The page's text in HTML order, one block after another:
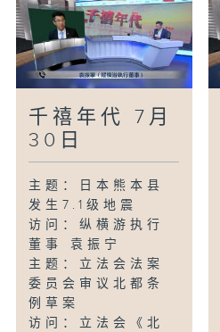
千禧年代 7月
30日
主题：日本熊本县
发生7.1级地震
访问：纵横游执行
董事 袁振宁
主题：立法会法案
委员会审议北都条
例草案
访问：立法会《北